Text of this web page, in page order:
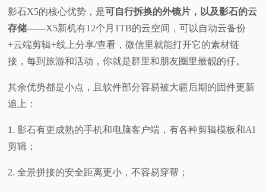
影石X5的核心优势，是可自行拆换的外镜片，以及影石的云
存储——X5新机有12个月1TB的云空间，可以自动云备份
+云端剪辑+线上分享/查看，微信里就能打开它的素材链
接，每到旅游和活动，你就是群里和朋友圈里最靓的仔。
其余优势都是小点，且软件部分容易被大疆后期的固件更新
追上：
1. 影石有更成熟的手机和电脑客户端，有各种剪辑模板和AI
剪辑；
2. 全景拼接的安全距离更小，不容易穿帮；